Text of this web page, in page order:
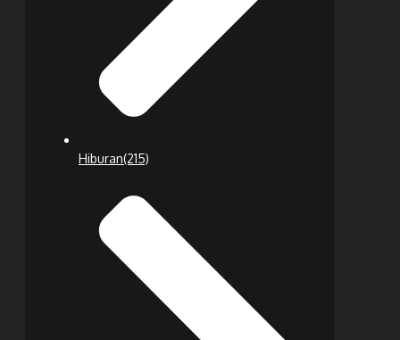
Hiburan(215)